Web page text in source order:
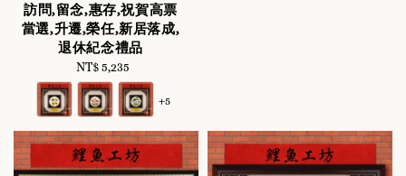
訪問,留念,惠存,祝賀高票
當選,升遷,榮任,新居落成,
退休紀念禮品
Regular
price
NT$ 5,235
+5